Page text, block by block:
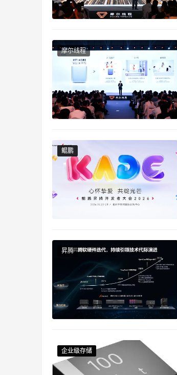
摩尔线程
鲲鹏
鲲鹏
昇腾
企业级存储
企业级存储
企业级存储
企业级存储